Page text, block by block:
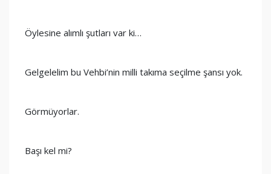
Öylesine alımlı şutları var ki…
Gelgelelim bu Vehbi’nin milli takıma seçilme şansı yok.
Görmüyorlar.
Başı kel mi?